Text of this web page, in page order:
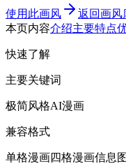
使用此画风
返回画风
本页内容介绍主要特点
快速了解
主要关键词
极简风格AI漫画
兼容格式
单格漫画四格漫画信息